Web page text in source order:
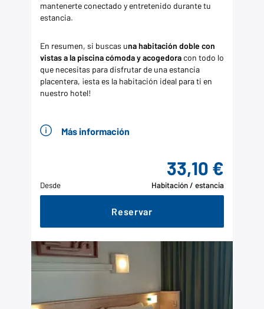
mantenerte conectado y entretenido durante tu
estancia.
En resumen, si buscas una habitación doble con
vistas a la piscina cómoda y acogedoracon todo lo
que necesitas para disfrutar de una estancia
placentera, ¡esta es la habitación ideal para ti en
nuestro hotel!
Más información
Desde
33,10 €
Habitación / estancia
Reservar